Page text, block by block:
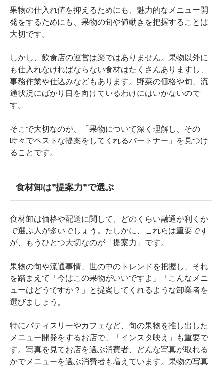
果物の仕入れ値を抑えるためにも、魅力的なメニュー開
発をするためにも、果物の旬や値動きを把握することは
大切です。
しかし、飲食店の運営は楽ではありません。果物以外に
も仕入れなければならない食材はたくさんありますし、
事務作業や仕込みなどもあります。野菜の価格や旬、流
通状況にばかり目を向けているわけにはいかないので
す。
そこで大切なのが、「果物について深く理解し、その
時々でベストな提案をしてくれるパートナー」を見つけ
ることです。
食材卸は”提案力”で選ぶ
食材卸は価格や配送に関して、どのくらい融通が利くか
で選ぶ人が多いでしょう。たしかに、これらは重要です
が、もうひとつ大切なのが「提案力」です。
果物の旬や流通事情、世の中のトレンドを把握し、それ
を踏まえて「今はこの果物がいいですよ」「こんなメニ
ューはどうですか？」と提案してくれるような卸業者を
選びましょう。
特にパティスリーやカフェなど、旬の果物を推し出した
メニュー開発をするお店で、「インスタ映え」も重要で
す。写真を見てお店を選ぶ消費者、どんな写真が取れる
かでメニューを選ぶ消費者も増えています。果物の写真